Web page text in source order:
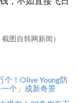
图自韩网新闻）
个！Olive Young防
个」成新奇景